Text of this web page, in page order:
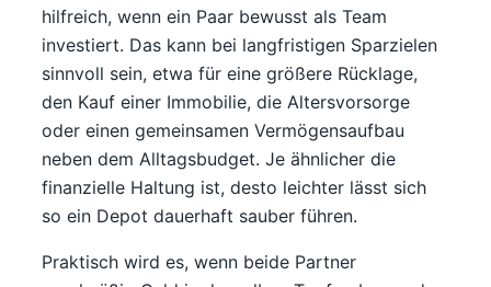
hilfreich, wenn ein Paar bewusst als Team
investiert. Das kann bei langfristigen Sparzielen
sinnvoll sein, etwa für eine größere Rücklage,
den Kauf einer Immobilie, die Altersvorsorge
oder einen gemeinsamen Vermögensaufbau
neben dem Alltagsbudget. Je ähnlicher die
finanzielle Haltung ist, desto leichter lässt sich
so ein Depot dauerhaft sauber führen.
Praktisch wird es, wenn beide Partner